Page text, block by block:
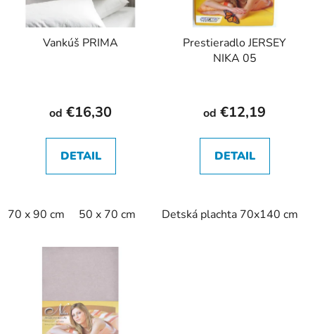
Vankúš PRIMA
od €16,30
DETAIL
70 x 90 cm 50 x 70 cm
Prestieradlo JERSEY
NIKA 05
od €12,19
DETAIL
Detská plachta 70x140 cm